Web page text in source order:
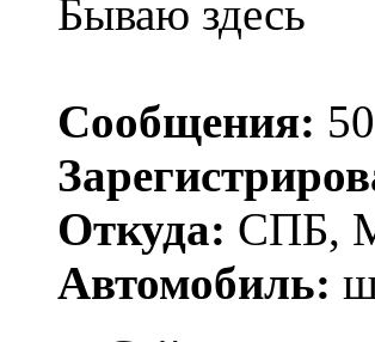
Бываю здесь
Сообщения: 50
Откуда: СПБ,
Автомобиль: